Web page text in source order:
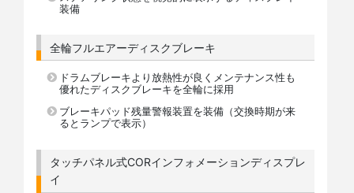
装備
全輪フルエアーディスクブレーキ
ドラムブレーキより放熱性が良くメンテナンス性も
優れたディスクブレーキを全輪に採用
ブレーキパッド残量警報装置を装備（交換時期が来
るとランプで表示）
タッチパネル式CORインフォメーションディスプレ
イ